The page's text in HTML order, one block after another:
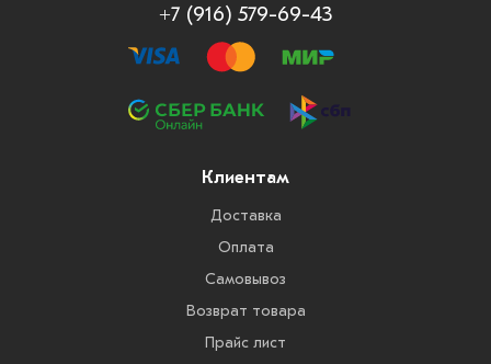
+7 (916) 579-69-43
Клиентам
Доставка
Оплата
Самовывоз
Возврат товара
Прайс лист